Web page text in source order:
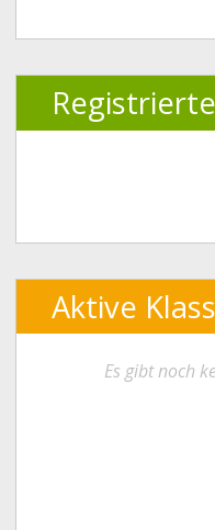
Aktive
Es gibt noch